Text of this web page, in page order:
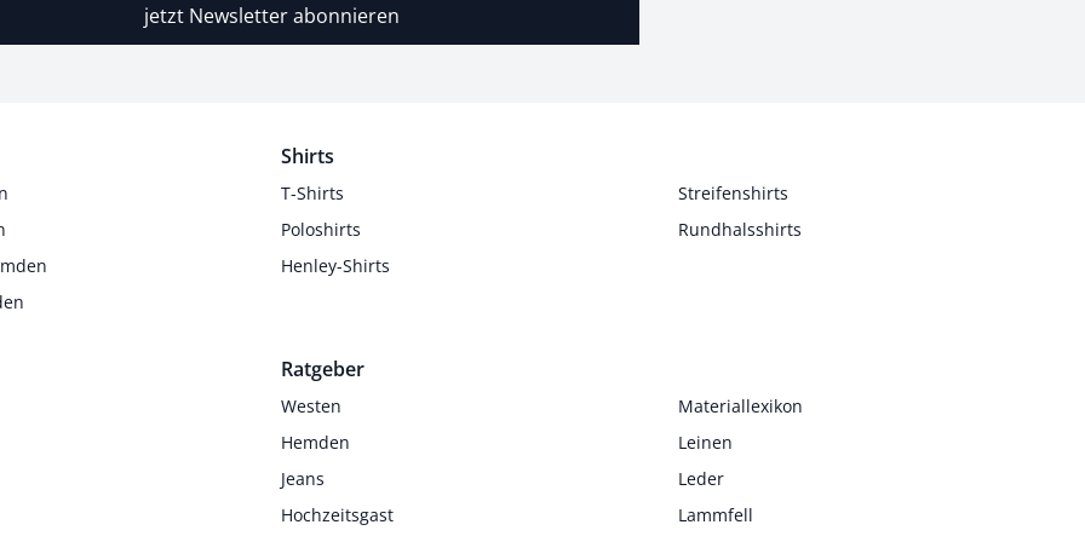
jetzt Newsletter abonnieren
Shirts
T-Shirts
Streifenshirts
Poloshirts
Rundhalsshirts
Henley-Shirts
Ratgeber
Westen
Materiallexikon
Hemden
Leinen
Jeans
Leder
Hochzeitsgast
Lammfell